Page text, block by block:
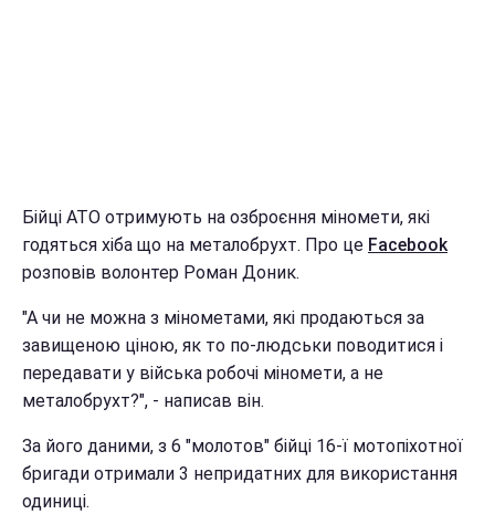
Бійці АТО отримують на озброєння міномети, які
годяться хіба що на металобрухт. Про це Facebook
розповів волонтер Роман Доник.
"А чи не можна з мінометами, які продаються за
завищеною ціною, як то по-людськи поводитися і
передавати у війська робочі міномети, а не
металобрухт?", - написав він.
За його даними, з 6 "молотов" бійці 16-ї мотопіхотної
бригади отримали 3 непридатних для використання
одиниці.